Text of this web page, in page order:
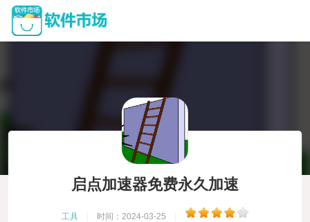
启点加速器免费永久加速
工具 时间：2024-03-25